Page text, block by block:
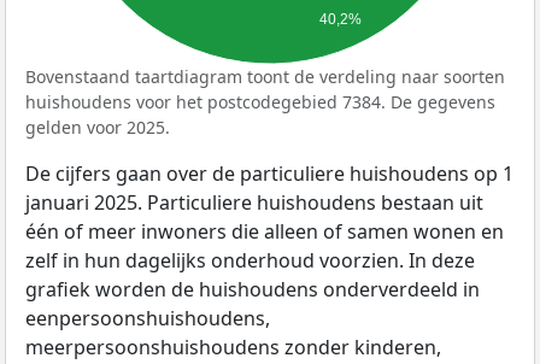
40,2%
Bovenstaand taartdiagram toont de verdeling naar soorten
huishoudens voor het postcodegebied 7384. De gegevens
gelden voor 2025.
De cijfers gaan over de particuliere huishoudens op 1
januari 2025. Particuliere huishoudens bestaan uit
één of meer inwoners die alleen of samen wonen en
zelf in hun dagelijks onderhoud voorzien. In deze
grafiek worden de huishoudens onderverdeeld in
eenpersoonshuishoudens,
meerpersoonshuishoudens zonder kinderen,